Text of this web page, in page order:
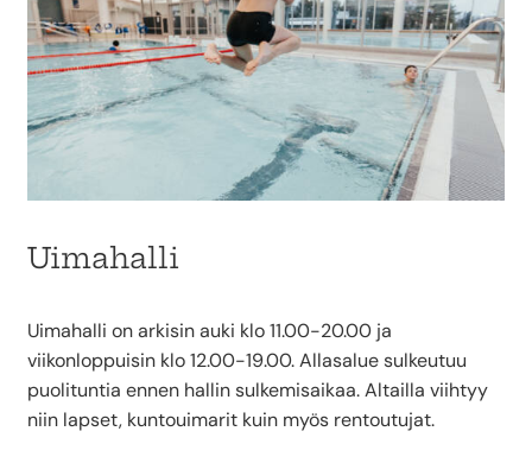
Uimahalli
Uimahalli on arkisin auki klo 11.00-20.00 ja
viikonloppuisin klo 12.00-19.00. Allasalue sulkeutuu
puolituntia ennen hallin sulkemisaikaa. Altailla viihtyy
niin lapset, kuntouimarit kuin myös rentoutujat.